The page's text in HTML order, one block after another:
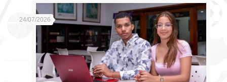
24/07/2026